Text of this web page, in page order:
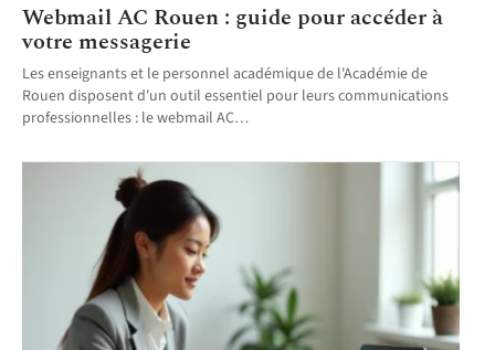
Webmail AC Rouen : guide pour accéder à
votre messagerie
Les enseignants et le personnel académique de l'Académie de
Rouen disposent d'un outil essentiel pour leurs communications
professionnelles : le webmail AC…